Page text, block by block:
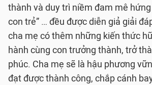
thành và duy trì niềm đam mê
con trẻ” … đều được diễn giả giải
cha mẹ có thêm những kiến thức
hành cùng con trưởng thành, trở
phúc. Cha mẹ sẽ là hậu phương
đạt được thành công, chắp cánh